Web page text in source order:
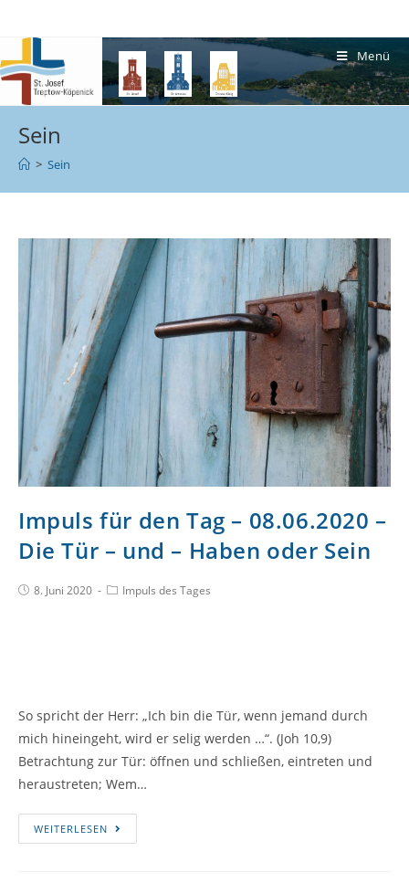
Menü
Sein
> Sein
Impuls für den Tag – 08.06.2020 –
Die Tür – und – Haben oder Sein
8. Juni 2020 Impuls des Tages
So spricht der Herr: „Ich bin die Tür, wenn jemand durch
mich hineingeht, wird er selig werden …“. (Joh 10,9)
Betrachtung zur Tür: öffnen und schließen, eintreten und
heraustreten; Wem…
WEITERLESEN